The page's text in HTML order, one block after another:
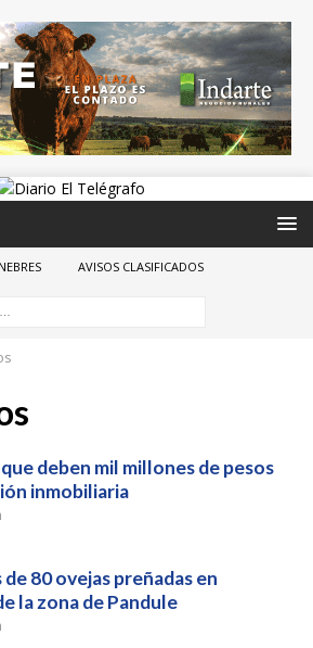
AVISOS CLASIFICADOS
deben mil millones de pesos
inmobiliaria
80 ovejas preñadas en
la zona de Pandule